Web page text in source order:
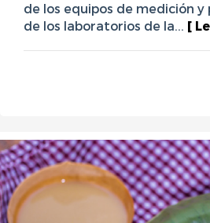
de los equipos de medición
de los laboratorios de la... [